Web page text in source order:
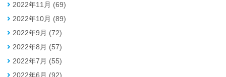
2022年11月 (69)
2022年10月 (89)
2022年9月 (72)
2022年8月 (57)
2022年7月 (55)
2022年6月 (92)